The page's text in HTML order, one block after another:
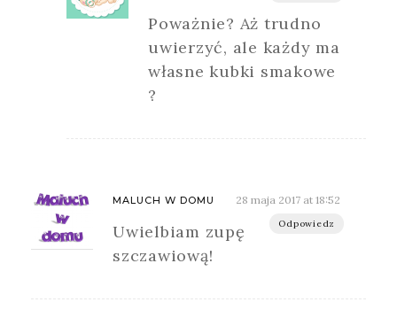
Poważnie? Aż trudno
uwierzyć, ale każdy ma
własne kubki smakowe
?
MALUCH W DOMU 28 maja 2017 at 18:52
Odpowiedz
Uwielbiam zupę
szczawiową!